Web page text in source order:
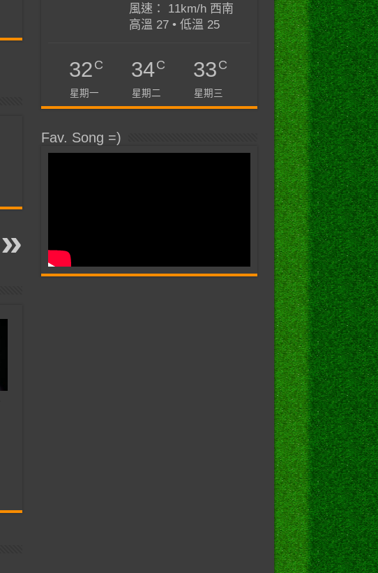
風速： 11km/h 西南
高溫 27 • 低溫 25
32C
星期一
34C
星期二
33C
星期三
Fav. Song =)